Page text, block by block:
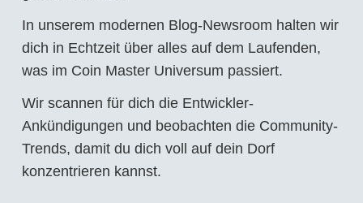
In unserem modernen Blog-Newsroom halten wir
dich in Echtzeit über alles auf dem Laufenden,
was im Coin Master Universum passiert.
Wir scannen für dich die Entwickler-
Ankündigungen und beobachten die Community-
Trends, damit du dich voll auf dein Dorf
konzentrieren kannst.